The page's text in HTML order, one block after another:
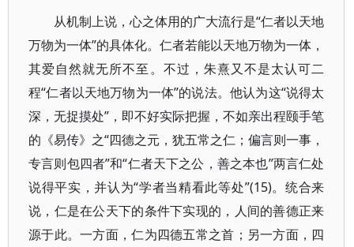
从机制上说，心之体用的广大流行是“仁者以天地
万物为一体”的具体化。仁者若能以天地万物为一体，
其爱自然就无所不至。不过，朱熹又不是太认可二
程“仁者以天地万物为一体”的说法。他认为这“说得太
深，无捉摸处”，即不好实际把握，不如亲出程颐手笔
的《易传》之“四德之元，犹五常之仁；偏言则一事，
专言则包四者”和“仁者天下之公，善之本也”两言仁处
说得平实，并认为“学者当精看此等处”(15)。统合来
说，仁是在公天下的条件下实现的，人间的善德正来
源于此。一方面，仁为四德五常之首；另一方面，四